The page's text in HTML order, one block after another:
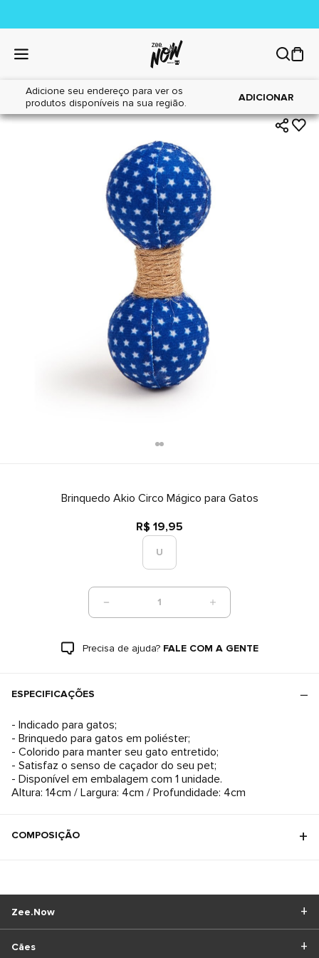
Adicione seu endereço para ver os
produtos disponíveis na sua região.
ADICIONAR
Home|Gatos|Brinquedos
Brinquedo Akio Circo Mágico para Gatos
R$ 19,95
U
1
Precisa de ajuda? FALE COM A GENTE
ESPECIFICAÇÕES
- Indicado para gatos;
- Brinquedo para gatos em poliéster;
- Colorido para manter seu gato entretido;
- Satisfaz o senso de caçador do seu pet;
- Disponível em embalagem com 1 unidade.
Altura: 14cm / Largura: 4cm / Profundidade: 4cm
COMPOSIÇÃO
Cães
Zee.Now